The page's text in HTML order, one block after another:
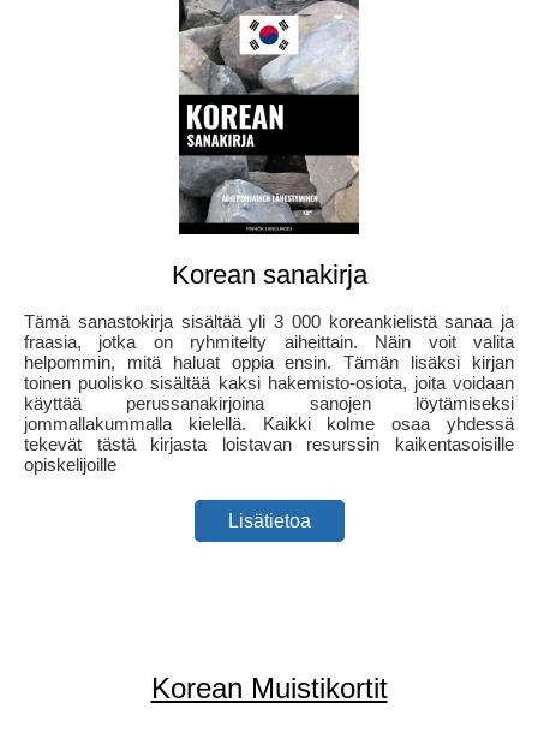
Korean sanakirja
Tämä sanastokirja sisältää yli 3 000 koreankielistä sanaa ja
fraasia, jotka on ryhmitelty aiheittain. Näin voit valita
helpommin, mitä haluat oppia ensin. Tämän lisäksi kirjan
toinen puolisko sisältää kaksi hakemisto-osiota, joita voidaan
käyttää perussanakirjoina sanojen löytämiseksi
jommallakummalla kielellä. Kaikki kolme osaa yhdessä
tekevät tästä kirjasta loistavan resurssin kaikentasoisille
opiskelijoille
Lisätietoa
Korean Muistikortit